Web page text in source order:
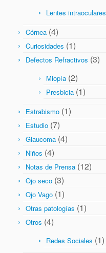
Lentes intraoculares
Córnea (4)
Curiosidades (1)
Defectos Refractivos (3)
Miopía (2)
Presbicia (1)
Estrabismo (1)
Estudio (7)
Glaucoma (4)
Niños (4)
Notas de Prensa (12)
Ojo seco (3)
Ojo Vago (1)
Otras patologías (1)
Otros (4)
Redes Sociales (1)